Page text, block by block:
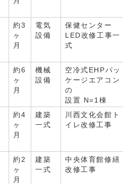
約3
ヶ
月
電気
設備
保健センター
LED改修工事一
式
約6
ヶ
月
機械
設備
空冷式EHPパッ
ケージエアコン
の
設置 N=1棟
約4
ヶ
月
建築
一式
川西文化会館ト
イレ改修工事
約2
ヶ
月
建築
一式
中央体育館修繕
改修工事